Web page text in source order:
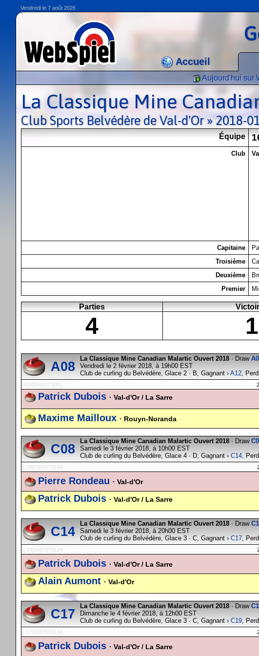
Vendredi le 7 août 2026
Accueil
Aujourd'hui sur
La Classique Mine
Club Sports Belvédère de Val-d'Or » 2018-
Équipe
Club
Capitaine
Troisième
Deuxième
Premier
Parties
4 1
A08
La Classique Mine Canadian Malartic Ouvert 2018 · Draw
Vendredi le 2 février 2018, à 19h00 EST
Club de curling du Belvédère, Glace 2 · B, Gagnant › A12,
A08D5819T5091
Patrick Dubois · Val-d'Or / La Sarre
Maxime Mailloux · Rouyn-Noranda
C08
La Classique Mine Canadian Malartic Ouvert 2018 · Draw
Samedi le 3 février 2018, à 10h00 EST
Club de curling du Belvédère, Glace 4 · D, Gagnant › C14,
C08D5869T5109
Pierre Rondeau · Val-d'Or
Patrick Dubois · Val-d'Or / La Sarre
C14
La Classique Mine Canadian Malartic Ouvert 2018 · Draw
Samedi le 3 février 2018, à 20h00 EST
Club de curling du Belvédère, Glace 3 · C, Gagnant › C17,
C14D5875T5124
Patrick Dubois · Val-d'Or / La Sarre
Alain Aumont · Val-d'Or
C17
La Classique Mine Canadian Malartic Ouvert 2018 · Draw
Dimanche le 4 février 2018, à 12h00 EST
Club de curling du Belvédère, Glace 3 · C, Gagnant › C19,
C17D5878T5144
Patrick Dubois · Val-d'Or / La Sarre